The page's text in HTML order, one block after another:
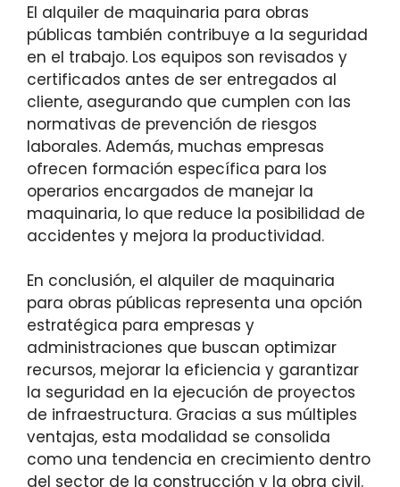
El alquiler de maquinaria para obras
públicas también contribuye a la seguridad
en el trabajo. Los equipos son revisados y
certificados antes de ser entregados al
cliente, asegurando que cumplen con las
normativas de prevención de riesgos
laborales. Además, muchas empresas
ofrecen formación específica para los
operarios encargados de manejar la
maquinaria, lo que reduce la posibilidad de
accidentes y mejora la productividad.
En conclusión, el alquiler de maquinaria
para obras públicas representa una opción
estratégica para empresas y
administraciones que buscan optimizar
recursos, mejorar la eficiencia y garantizar
la seguridad en la ejecución de proyectos
de infraestructura. Gracias a sus múltiples
ventajas, esta modalidad se consolida
como una tendencia en crecimiento dentro
del sector de la construcción y la obra civil.